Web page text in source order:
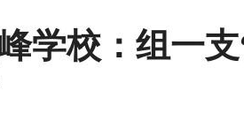
学校：组一